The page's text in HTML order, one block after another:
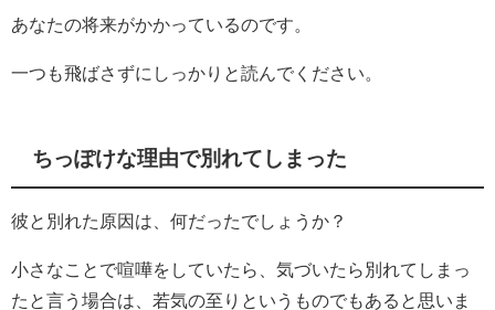
あなたの将来がかかっているのです。
一つも飛ばさずにしっかりと読んでください。
ちっぽけな理由で別れてしまった
彼と別れた原因は、何だったでしょうか？
小さなことで喧嘩をしていたら、気づいたら別れてしまっ
たと言う場合は、若気の至りというものでもあると思いま